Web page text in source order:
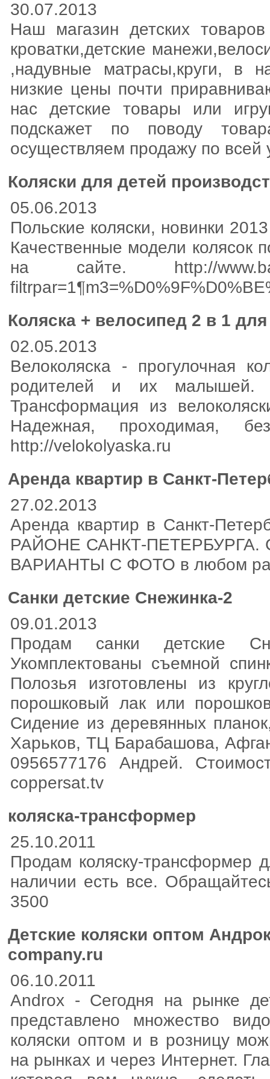
30.07.2013
Наш магазин детских
кроватки,детские
,надувные матрасы,круги, в
низкие цены почти
нас детские товары или
подскажет по поводу
осуществляем продажу по всей
Коляски для детей
05.06.2013
Польские коляски, новинки
Качественные модели
на сайте. http://
Коляска + велосипед 2 в 1
02.05.2013
Велоколяска - прогулочная
родителей и их
Трансформация из
Надежная, проходимая,
http://velokolyaska.ru
Аренда квартир в Санкт-
27.02.2013
Аренда квартир в Санкт-
РАЙОНЕ САНКТ-ПЕТЕРБУРГА.
ВАРИАНТЫ С ФОТО в любом
Санки детские Снежинка-2
09.01.2013
Продам санки детские
Укомплектованы съемной
Полозья изготовлены из
порошковый лак или
Сидение из деревянных
Харьков, ТЦ Барабашова,
0956577176 Андрей.
coppersat.tv
коляска-трансформер
25.10.2011
Продам коляску-трансформер
наличии есть все.
3500
Детские коляски оптом
company.ru
06.10.2011
Androx - Сегодня на рынке
представлено множество
коляски оптом и в розницу
на рынках и через Интернет.